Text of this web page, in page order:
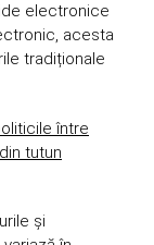
electronice
acesta
tradiționale
între
tutun
și